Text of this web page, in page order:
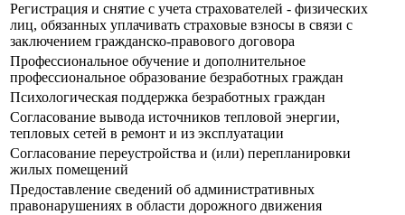
Регистрация и снятие с учета страхователей - физических
лиц, обязанных уплачивать страховые взносы в связи с
заключением гражданско-правового договора
Профессиональное обучение и дополнительное
профессиональное образование безработных граждан
Психологическая поддержка безработных граждан
Согласование вывода источников тепловой энергии,
тепловых сетей в ремонт и из эксплуатации
Согласование переустройства и (или) перепланировки
жилых помещений
Предоставление сведений об административных
правонарушениях в области дорожного движения